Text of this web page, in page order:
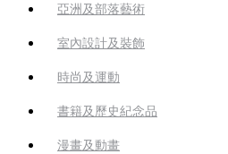
亞洲及部落藝術
室內設計及裝飾
時尚及運動
書籍及歷史紀念品
漫畫及動畫